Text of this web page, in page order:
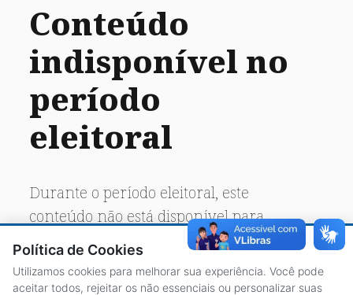
Conteúdo
indisponível no
período
eleitoral
Durante o período eleitoral, este
conteúdo não está disponível para
acesso público.
Política de Cookies
Utilizamos cookies para melhorar sua experiência. Você pode
aceitar todos, rejeitar os não essenciais ou personalizar suas